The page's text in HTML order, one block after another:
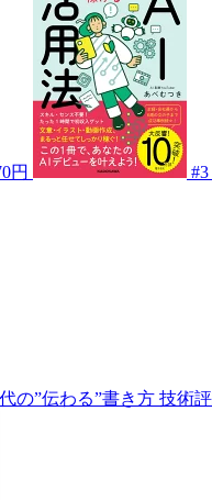
円 #3
の”伝わる”書き方 技術